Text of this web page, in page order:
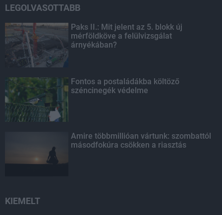
LEGOLVASOTTABB
Paks II.: Mit jelent az 5. blokk új
mérföldköve a felülvizsgálat
árnyékában?
Fontos a postaládákba költöző
széncinegék védelme
Amire többmillióan vártunk: szombattól
másodfokúra csökken a riasztás
KIEMELT